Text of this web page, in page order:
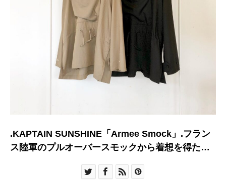
.KAPTAIN SUNSHINE「Armee Smock」.フラン
ス陸軍のプルオーバースモックから着想を得たア
チ付きのフーデッド、サイドに大きく施したスリ